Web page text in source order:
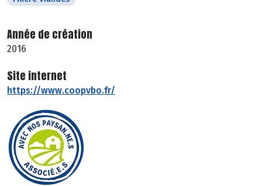
Année de création
2016
Site internet
https://www.coopvbo.fr/